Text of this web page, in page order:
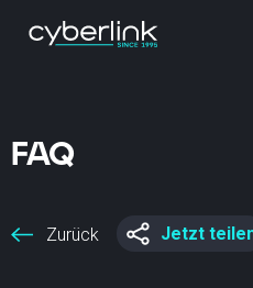
FAQ
Zurück Jetzt